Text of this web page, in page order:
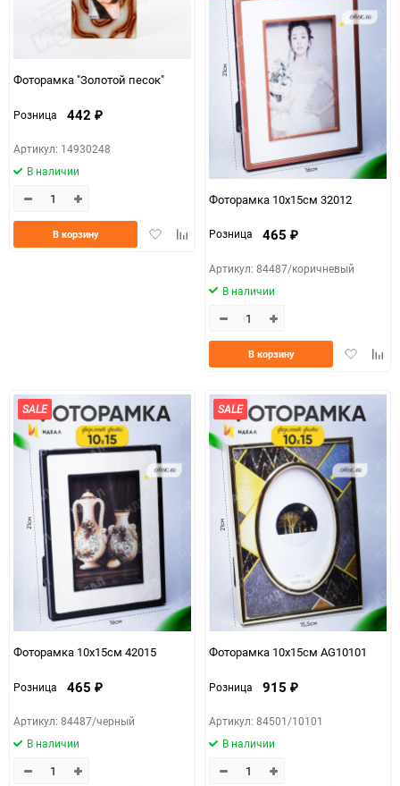
90
150
Фоторамка "Золотой песок"
Розница 442 ₽
Артикул: 14930248
В наличии
ДобавитьДобавить
сравнению
В корзину
Фоторамка 10х15см 32012
Розница 465 ₽
Артикул: 84487/коричневый
В наличии
Добавить
В корзину
SALE
Фоторамка 10х15см 42015
Розница 465 ₽
Артикул: 84487/черный
В наличии
SALE
Фоторамка 10х15см AG10101
Розница 915 ₽
Артикул: 84501/10101
В наличии